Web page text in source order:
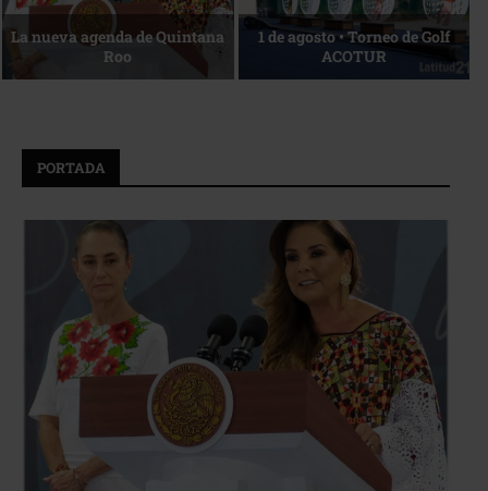
Reconocimiento de viajeros La esencia del servicio
PORTADA